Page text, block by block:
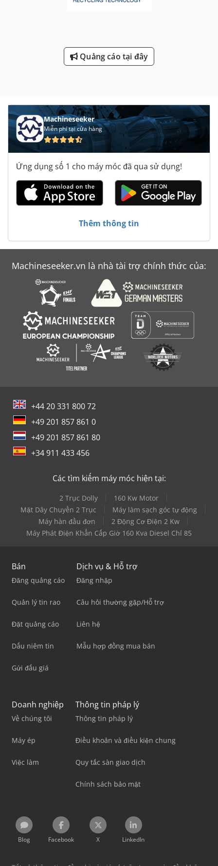
Quảng cáo tại đây
Machineseeker
Miễn phí tại cửa hàng
Ứng dụng số 1 cho máy móc đã qua sử dụng!
Thêm thông tin
Machineseeker.vn là nhà tài trợ chính thức của:
+44 20 331 800 72
+49 201 857 861 0
+49 201 857 861 80
+34 911 433 456
Các tìm kiếm máy móc hiện tại:
2 Trục Dolly
160 Kw Motor
Mặt Dây Chuyền 2 Trục
Máy làm sạch góc tự động
Máy hàn đầu đơn
2 Động Cơ Điện 2 Kw
Máy Phát Điện Khẩn Cấp Giờ 160 Kva Diesel Chỉ 85
Bán
Đăng quảng cáo
Quản lý tin rao
Đặt quảng cáo
Dấu niêm tin
Gửi đấu giá
Dịch vụ & Hỗ trợ
Đăng nhập
Câu hỏi thường gặp/Hỗ trợ
Liên hệ
Mẫu hợp đồng mua bán
Doanh nghiệp
Về chúng tôi
Máy ép
Việc làm
Thông tin pháp lý
Thông tin pháp lý
Điều khoản và điều kiện chung
Quy tắc sàn giao dịch
Chính sách bảo mật
Blog Facebook X LinkedIn